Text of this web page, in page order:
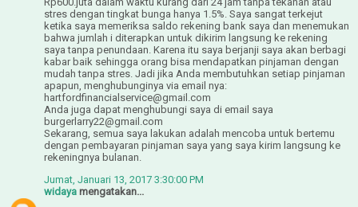
stres dengan tingkat bunga hanya 1.5%. Saya sangat terkejut
ketika saya memeriksa saldo rekening bank saya dan menemukan
bahwa jumlah i diterapkan untuk dikirim langsung ke rekening
saya tanpa penundaan. Karena itu saya berjanji saya akan berbagi
kabar baik sehingga orang bisa mendapatkan pinjaman dengan
mudah tanpa stres. Jadi jika Anda membutuhkan setiap pinjaman
apapun, menghubunginya via email nya:
hartfordfinancialservice@gmail.com
Anda juga dapat menghubungi saya di email saya
burgerlarry22@gmail.com
Sekarang, semua saya lakukan adalah mencoba untuk bertemu
dengan pembayaran pinjaman saya yang saya kirim langsung ke
rekeningnya bulanan.
Jumat, Januari 13, 2017 3:30:00 PM
widaya mengatakan...